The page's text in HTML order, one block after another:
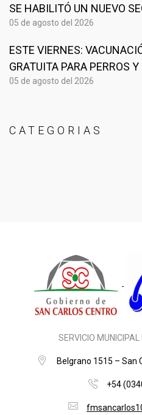
SE HABILITÓ UN NUEVO
05 de agosto del 2026
ESTE VIERNES:
GRATUITA PARA PERROS Y
05 de agosto del 2026
CATEGORIAS
SERVICIO MUNICIPAL
Belgrano 1515 – San
+54